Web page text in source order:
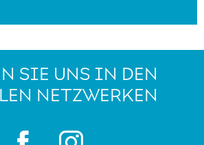
SIE UNS IN DEN
NETZWERKEN